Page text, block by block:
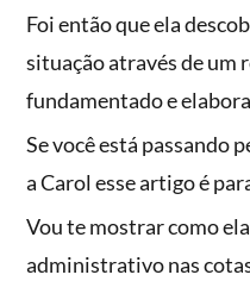
Foi então que ela
situação através de
fundamentado e
Se você está passando
a Carol esse artigo é
Vou te mostrar como
administrativo nas